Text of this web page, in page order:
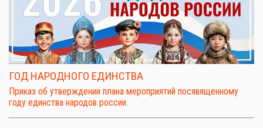
ГОД НАРОДНОГО ЕДИНСТВА
Приказ об утверждении плана мероприятий посявященному
году единства народов россии.